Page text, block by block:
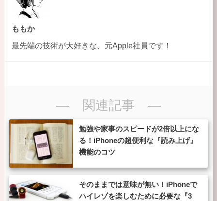
ももか
最先端の技術が大好きな、元Apple社員です！
― 関連記事 ―
勉強や家事のスピードが2倍以上にな
る！iPhoneの超便利な『読み上げ』
機能のコツ
そのままでは意味が無い！iPhoneで
ハイレゾを楽しむために必要な『3